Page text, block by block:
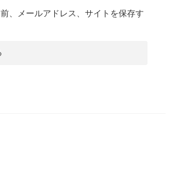
、メールアドレス、サイトを保存す